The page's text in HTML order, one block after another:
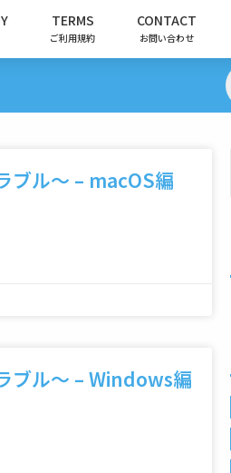
TERMS
ご利用規約
CONTACT
お問い合わせ
ブル～ – macOS編
ブル～ – Windows編